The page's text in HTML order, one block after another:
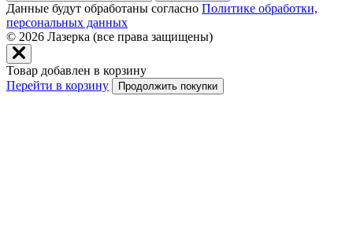
Данные будут обработаны согласно Политике обработки,
персональных данных
© 2026 Лазерка (все права защищены)
Товар добавлен в корзину
Перейти в корзину
Продолжить покупки